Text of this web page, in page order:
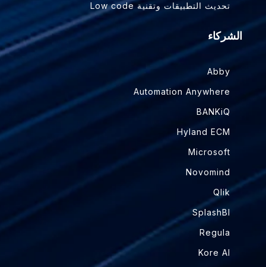
تحديث التطبيقات وتقنية Low code
الشركاء
Abby
Automation Anywhere
BANKiQ
Hyland ECM
Microsoft
Novomind
Qlik
SplashBI
Regula
Kore AI